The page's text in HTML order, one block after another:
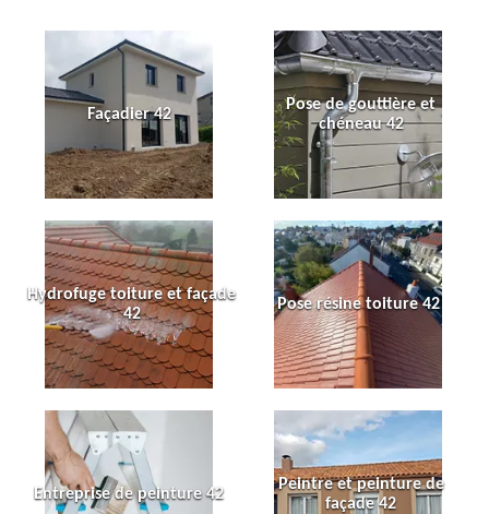
Façadier 42
Pose de gouttière et
chéneau 42
Hydrofuge toiture et façade
42
Pose résine toiture 42
Entreprise de peinture 42
Peintre et peinture de
façade 42